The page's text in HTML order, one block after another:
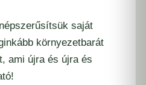
saját
környezetbarát
ami újra és újra és